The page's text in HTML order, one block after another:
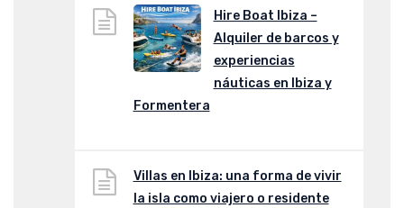
Hire Boat Ibiza –
Alquiler de barcos y
experiencias
náuticas en Ibiza y
Formentera
Villas en Ibiza: una forma de vivir
la isla como viajero o residente